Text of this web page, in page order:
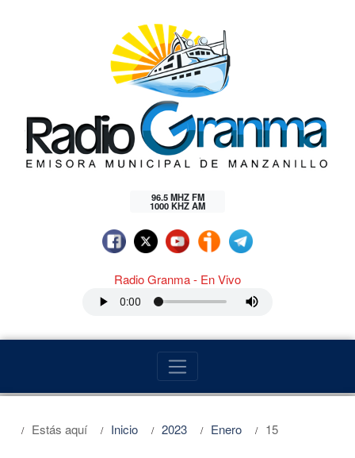
96.5 MHZ FM
1000 KHZ AM
Radio Granma - En Vivo
Estás aquí Inicio 2023 Enero 15